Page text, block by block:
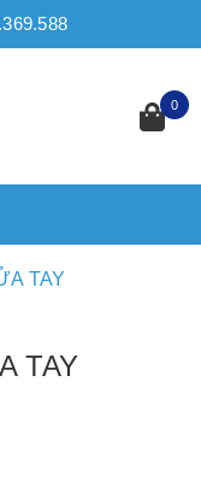
0
TAY
TAY